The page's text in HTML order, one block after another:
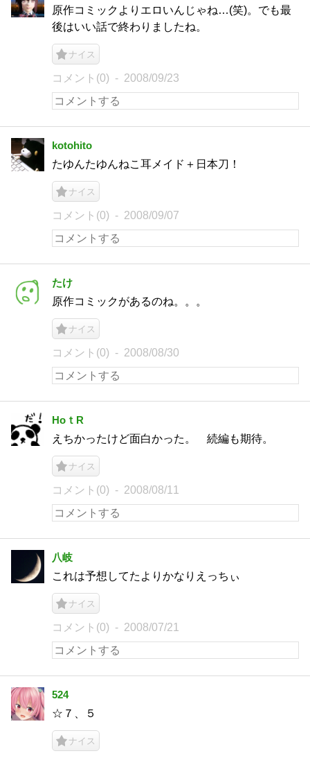
原作コミックよりエロいんじゃね…(笑)。でも最
後はいい話で終わりましたね。
ナイス
コメント(0) 2008/09/23
kotohito
たゆんたゆんねこ耳メイド＋日本刀！
ナイス
コメント(0) 2008/09/07
たけ
原作コミックがあるのね。。。
ナイス
コメント(0) 2008/08/30
HoｔR
えちかったけど面白かった。 続編も期待。
ナイス
コメント(0) 2008/08/11
八岐
これは予想してたよりかなりえっちぃ
ナイス
コメント(0) 2008/07/21
524
☆７、５
ナイス